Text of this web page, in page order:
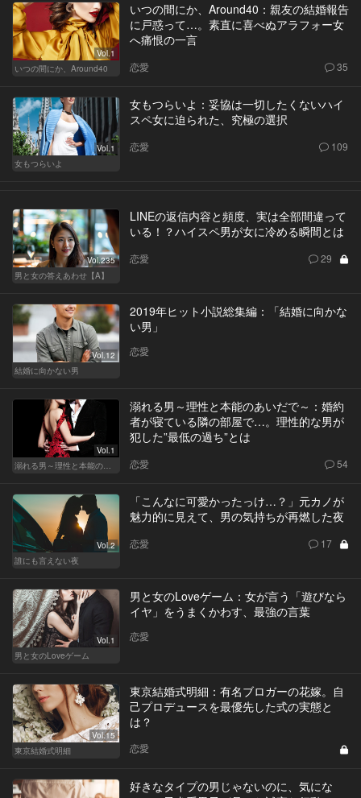
Vol.1
いつの間にか、Around40
いつの間にか、Around40：親友の結婚報告
に戸惑って…。素直に喜べぬアラフォー女
へ痛恨の一言
恋愛 35
Vol.1
女もつらいよ
女もつらいよ：妥協は一切したくないハイ
スペ女に迫られた、究極の選択
恋愛 109
Vol.235
男と女の答えあわせ【A】
LINEの返信内容と頻度、実は全部間違って
いる！？ハイスペ男が女に冷める瞬間とは
恋愛 29
Vol.12
結婚に向かない男
2019年ヒット小説総集編：「結婚に向かな
い男」
恋愛
Vol.1
溺れる男～理性と本能のあいだで～
溺れる男～理性と本能のあいだで～：婚約
者が寝ている隣の部屋で…。理性的な男が
犯した”最低の過ち”とは
恋愛 54
Vol.2
誰にも言えない夜
「こんなに可愛かったっけ…？」元カノが
魅力的に見えて、男の気持ちが再燃した夜
恋愛 17
Vol.1
男と女のLoveゲーム
男と女のLoveゲーム：女が言う「遊びなら
イヤ」をうまくかわす、最強の言葉
恋愛
Vol.15
東京結婚式明細
東京結婚式明細：有名ブロガーの花嫁。自
己プロデュースを最優先した式の実態と
は？
恋愛
好きなタイプの男じゃないのに、気にな